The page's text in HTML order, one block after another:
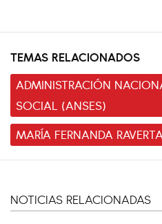
TEMAS RELACIONADOS
ADMINISTRACIÓN
SOCIAL (ANSES)
MARÍA FERNANDA
NOTICIAS RELACIONADAS